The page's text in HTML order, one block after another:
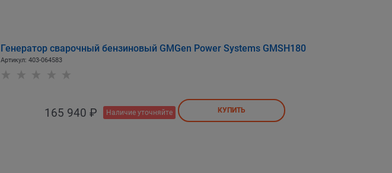
Генератор сварочный бензиновый GMGen Power Systems GMSH180
Артикул: 403-064583
165 940 ₽ Наличие уточняйте КУПИТЬ